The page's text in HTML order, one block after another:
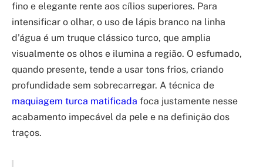
fino e elegante rente aos cílios superiores. Para
intensificar o olhar, o uso de lápis branco na linha
d’água é um truque clássico turco, que amplia
visualmente os olhos e ilumina a região. O esfumado,
quando presente, tende a usar tons frios, criando
profundidade sem sobrecarregar. A técnica de
maquiagem turca matificada foca justamente nesse
acabamento impecável da pele e na definição dos
traços.